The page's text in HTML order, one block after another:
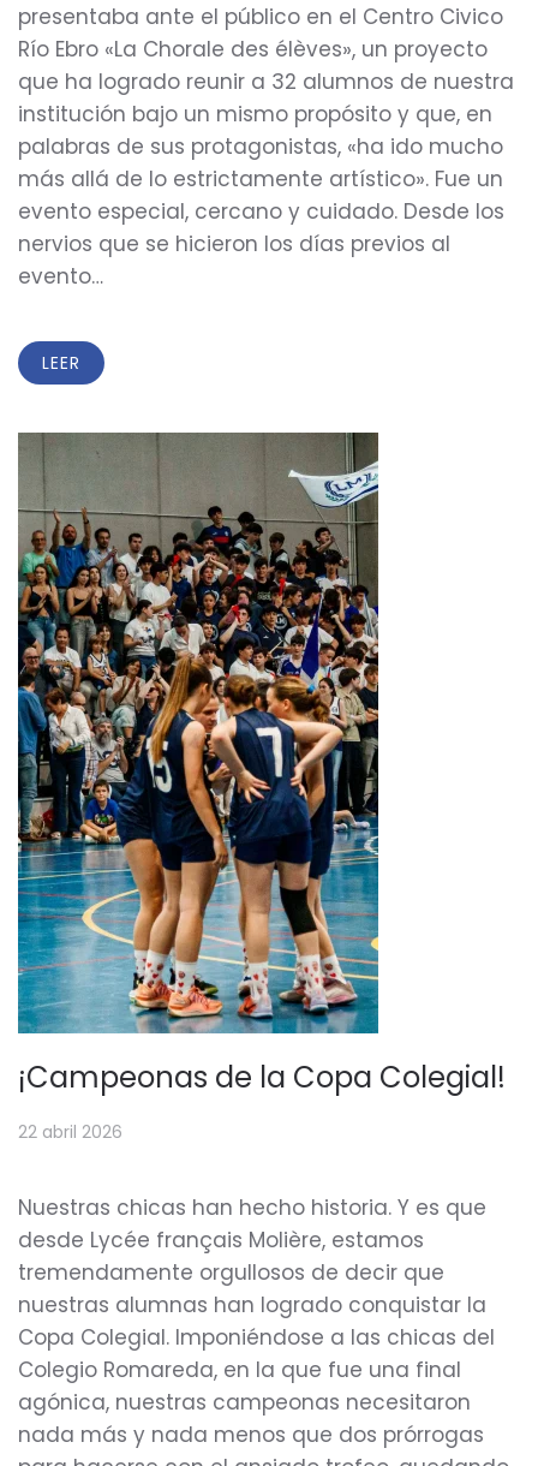
presentaba ante el público en el Centro Civico
Río Ebro «La Chorale des élèves», un proyecto
que ha logrado reunir a 32 alumnos de nuestra
institución bajo un mismo propósito y que, en
palabras de sus protagonistas, «ha ido mucho
más allá de lo estrictamente artístico». Fue un
evento especial, cercano y cuidado. Desde los
nervios que se hicieron los días previos al
evento…
LEER
¡Campeonas de la Copa Colegial!
22 abril 2026
Nuestras chicas han hecho historia. Y es que
desde Lycée français Molière, estamos
tremendamente orgullosos de decir que
nuestras alumnas han logrado conquistar la
Copa Colegial. Imponiéndose a las chicas del
Colegio Romareda, en la que fue una final
agónica, nuestras campeonas necesitaron
nada más y nada menos que dos prórrogas